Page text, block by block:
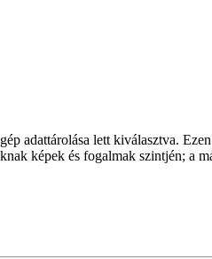
adattárolása lett kiválasztva.
képek és fogalmak szintjén; a